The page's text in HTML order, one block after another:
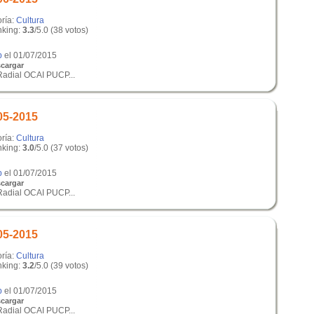
Cultura
3.3/5.0 (38 votos)
el 01/07/2015
OCAI PUCP...
2015
Cultura
3.0/5.0 (37 votos)
el 01/07/2015
OCAI PUCP...
2015
Cultura
3.2/5.0 (39 votos)
el 01/07/2015
OCAI PUCP...